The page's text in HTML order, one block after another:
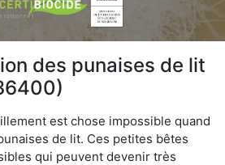
des punaises de lit
est chose impossible quand
de lit. Ces petites bêtes
qui peuvent devenir très